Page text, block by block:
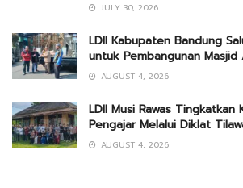
JULY 30, 2026
LDII Kabupaten Bandung
untuk Pembangunan Masjid
AUGUST 4, 2026
LDII Musi Rawas Tingkatkan
Pengajar Melalui Diklat
AUGUST 4, 2026